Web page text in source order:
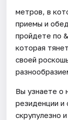
метров, в
приемы и
пройдете по
которая
своей
Вы узнаете о
резиденции и
скрупулезно